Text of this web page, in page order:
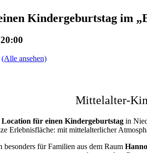
Kindergeburtstag im
20:00
(Alle ansehen)
Mittelalter-
Location für einen Kindergeburtstag in
Erlebnisfläche: mit mittelalterlicher
besonders für Familien aus dem Raum